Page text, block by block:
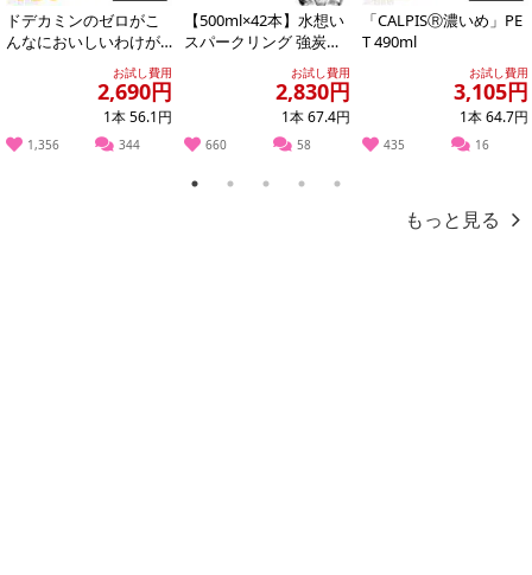
注意事項
お申込みの際は 「商品情報」に記載されている「注意事項」を
必ずご確認ください。
記載されている内容を必ずご確認いただき、お届けする商品セット
ドデカミンのゼロがこ
んなにおいしいわけが
お試し費用
2,690円
1本 56.1円
1,356 344
【500ml×42本】水想い
スパークリング 強炭酸
水 500ml ラベルレスお試し費用
2,830円
1本 67.4円
660 58
「CALPISⓇ濃いめ」PE
T 490ml
お試し費用
3,105円
1本 64.7円
435 16
1 2 3 4 5
もっと見る